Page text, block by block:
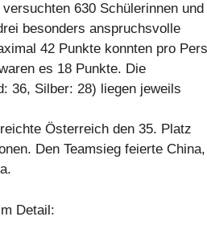
630 Schülerinnen und
besonders anspruchsvolle
42 Punkte konnten pro
es 18 Punkte. Die
36, Silber: 28) liegen jeweils
Österreich den 35. Platz
Den Teamsieg feierte China,
Detail: